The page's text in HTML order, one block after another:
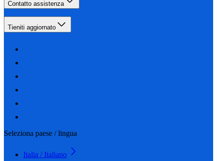
Contatto assistenza
Tieniti aggiornato
Seleziona paese / lingua
Italia / Italiano